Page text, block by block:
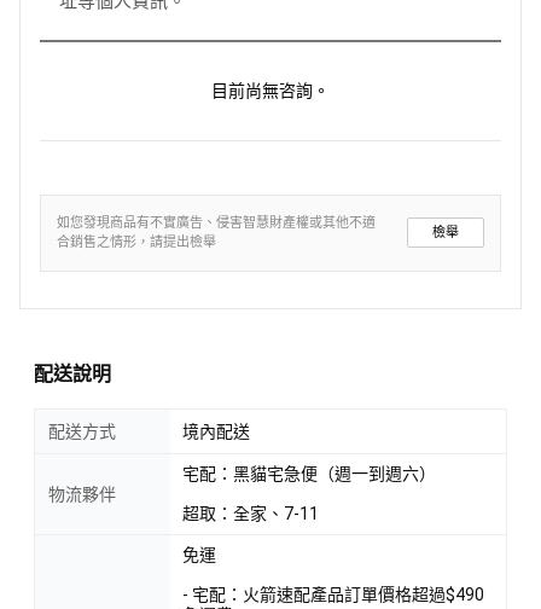
目前尚無咨詢。
如您發現商品有不實廣告、侵害智慧財產權或其他不適
合銷售之情形，請提出檢舉
檢舉
配送說明
配送方式 境內配送
物流夥伴
宅配：黑貓宅急便（週一到週六）
超取：全家、7-11
免運
- 宅配：火箭速配產品訂單價格超過$490